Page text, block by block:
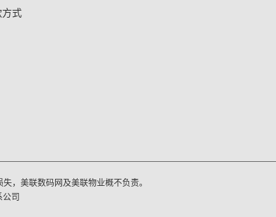
方式
，美联数码网及美联物业概不负责。
司